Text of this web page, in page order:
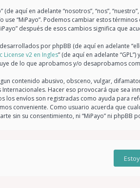
(de aquí en adelante “nosotros”, “nos”,
use “MiPayo”. Podemos cambiar estos
después de esos cambios significa que
por phpBB (de aquí en adelante
License v2 en Ingles” (de aquí en adelante
de lo que aprobamos y/o desaprobamos
contenido abusivo, obsceno, vulgar,
Internacionales. Hacer eso provocará que sea
los envíos son registradas como ayuda para
conveniente. Como usuario acuerda que
sin su consentimiento, ni “MiPayo” ni